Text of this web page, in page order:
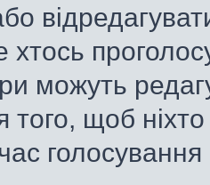
хтось
можуть
щоб
час голосування